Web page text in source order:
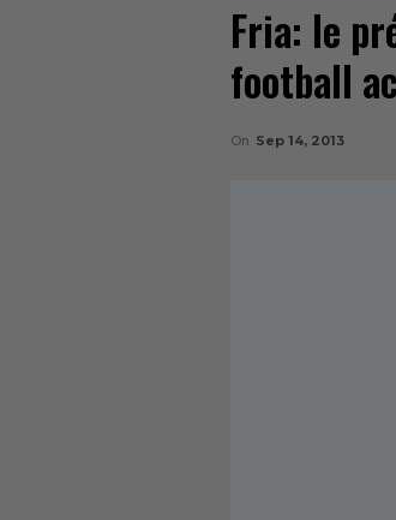
Fria: le
football
On Sep 14, 2013